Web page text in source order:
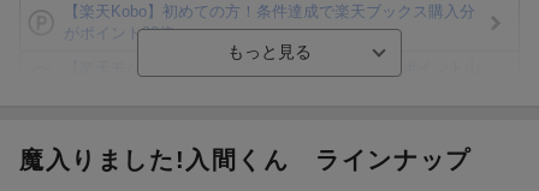
【楽天Kobo】初めての方！条件達成で楽天ブックス購入分
がポイント20倍
ト山分け
魔入りました!入間くん ラインナップ